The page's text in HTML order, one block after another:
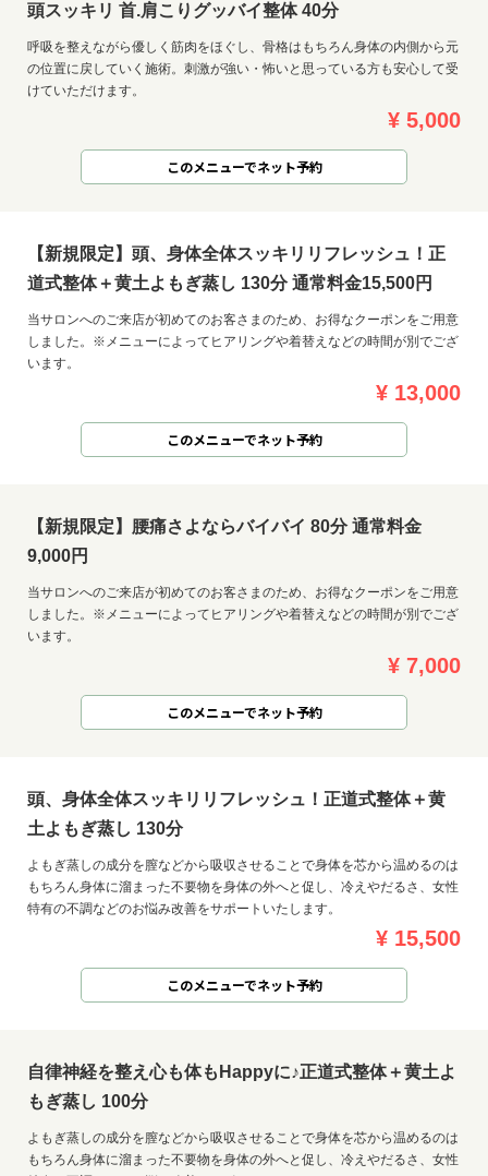
お問い合わせ
頭スッキリ 首.肩こりグッバイ整体 40分
呼吸を整えながら優しく筋肉をほぐし、骨格はもちろん身体の内側から元
の位置に戻していく施術。刺激が強い・怖いと思っている方も安心して受
けていただけます。
¥ 5,000
このメニューでネット予約
【新規限定】頭、身体全体スッキリリフレッシュ！正
道式整体＋黄土よもぎ蒸し 130分 通常料金15,500円
当サロンへのご来店が初めてのお客さまのため、お得なクーポンをご用意
しました。※メニューによってヒアリングや着替えなどの時間が別でござ
います。
¥ 13,000
このメニューでネット予約
【新規限定】腰痛さよならバイバイ 80分 通常料金
9,000円
当サロンへのご来店が初めてのお客さまのため、お得なクーポンをご用意
しました。※メニューによってヒアリングや着替えなどの時間が別でござ
います。
¥ 7,000
このメニューでネット予約
頭、身体全体スッキリリフレッシュ！正道式整体＋黄
土よもぎ蒸し 130分
よもぎ蒸しの成分を膣などから吸収させることで身体を芯から温めるのは
もちろん身体に溜まった不要物を身体の外へと促し、冷えやだるさ、女性
特有の不調などのお悩み改善をサポートいたします。
¥ 15,500
このメニューでネット予約
自律神経を整え心も体もHappyに♪正道式整体＋黄土よ
もぎ蒸し 100分
よもぎ蒸しの成分を膣などから吸収させることで身体を芯から温めるのは
もちろん身体に溜まった不要物を身体の外へと促し、冷えやだるさ、女性